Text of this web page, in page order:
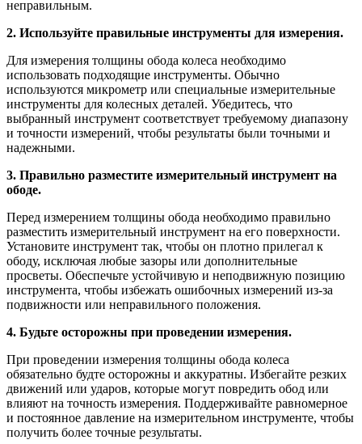
неправильным.
2. Используйте правильные инструменты для измерения.
Для измерения толщины обода колеса необходимо
использовать подходящие инструменты. Обычно
используются микрометр или специальные измерительные
инструменты для колесных деталей. Убедитесь, что
выбранный инструмент соответствует требуемому диапазону
и точности измерений, чтобы результаты были точными и
надежными.
3. Правильно разместите измерительный инструмент на
ободе.
Перед измерением толщины обода необходимо правильно
разместить измерительный инструмент на его поверхности.
Установите инструмент так, чтобы он плотно прилегал к
ободу, исключая любые зазоры или дополнительные
просветы. Обеспечьте устойчивую и неподвижную позицию
инструмента, чтобы избежать ошибочных измерений из-за
подвижности или неправильного положения.
4. Будьте осторожны при проведении измерения.
При проведении измерения толщины обода колеса
обязательно будте осторожны и аккуратны. Избегайте резких
движений или ударов, которые могут повредить обод или
влияют на точность измерения. Поддерживайте равномерное
и постоянное давление на измерительном инструменте, чтобы
получить более точные результаты.